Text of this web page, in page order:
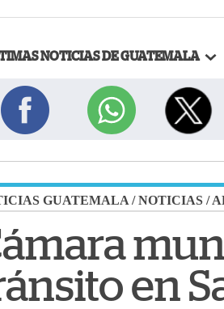
NOTICIAS DE GUATEMALA
GUATEMALA /NOTICIAS /
en